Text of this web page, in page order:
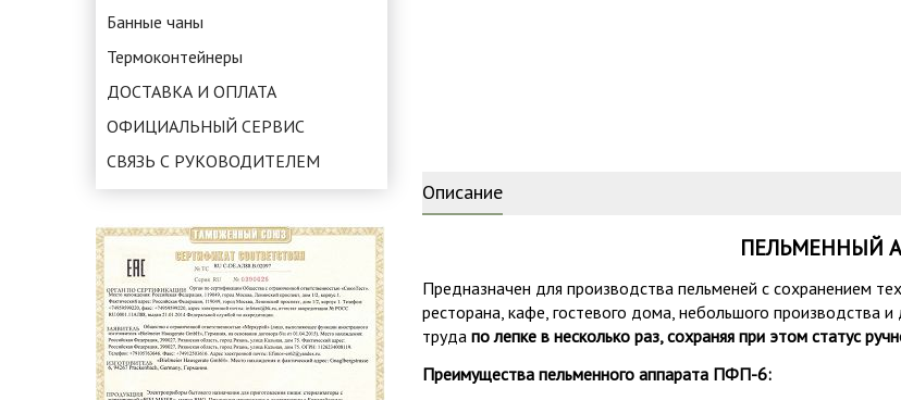
Банные чаны
Термоконтейнеры
ДОСТАВКА И ОПЛАТА
ОФИЦИАЛЬНЫЙ СЕРВИС
СВЯЗЬ С РУКОВОДИТЕЛЕМ
Описание
ПЕЛЬМЕННЫЙ
Предназначен для производства пельменей с сохранением
ресторана, кафе, гостевого дома, небольшого производства
труда по лепке в несколько раз, сохраняя при этом статус
Преимущества пельменного аппарата ПФП-6: